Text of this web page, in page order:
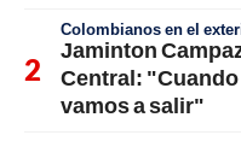
Colombianos en el
Jaminton
Central:
vamos a salir"